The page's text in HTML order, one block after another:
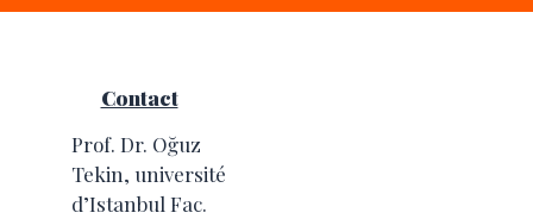
Contact
Prof. Dr. Oğuz
Tekin, université
d’Istanbul Fac.